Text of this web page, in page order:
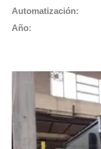
Automatización:
Año: